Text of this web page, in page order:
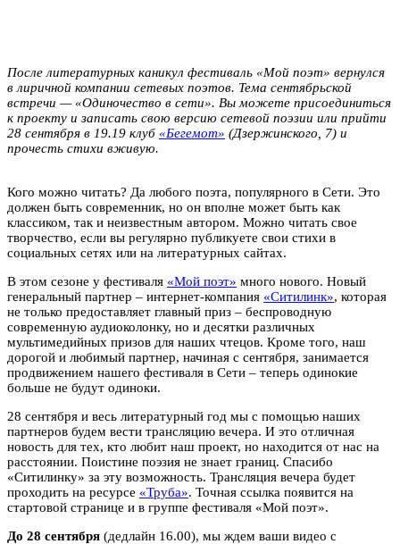
После литературных каникул фестиваль «Мой поэт» вернулся
в лиричной компании сетевых поэтов. Тема сентябрьской
встречи — «Одиночество в сети». Вы можете присоединиться
к проекту и записать свою версию сетевой поэзии или прийти
28 сентября в 19.19 клуб «Бегемот» (Дзержинского, 7) и
прочесть стихи вживую.
Кого можно читать? Да любого поэта, популярного в Сети. Это
должен быть современник, но он вполне может быть как
классиком, так и неизвестным автором. Можно читать свое
творчество, если вы регулярно публикуете свои стихи в
социальных сетях или на литературных сайтах.
В этом сезоне у фестиваля «Мой поэт» много нового. Новый
генеральный партнер – интернет-компания «Ситилинк», которая
не только предоставляет главный приз – беспроводную
современную аудиоколонку, но и десятки различных
мультимедийных призов для наших чтецов. Кроме того, наш
дорогой и любимый партнер, начиная с сентября, занимается
продвижением нашего фестиваля в Сети – теперь одинокие
больше не будут одиноки.
28 сентября и весь литературный год мы с помощью наших
партнеров будем вести трансляцию вечера. И это отличная
новость для тех, кто любит наш проект, но находится от нас на
расстоянии. Поистине поэзия не знает границ. Спасибо
«Ситилинку» за эту возможность. Трансляция вечера будет
проходить на ресурсе «Труба». Точная ссылка появится на
стартовой странице и в группе фестиваля «Мой поэт».
До 28 сентября (дедлайн 16.00), мы ждем ваши видео с